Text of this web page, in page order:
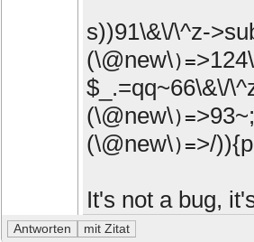
s))91\&\/\^z-
(\@new\)=
$_.=qq~66\&\/
(\@new\)=
(\@new\)=>/
It's not a bug,